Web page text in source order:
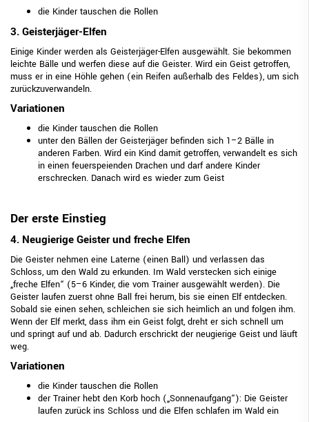
die Kinder tauschen die Rollen
3. Geisterjäger-Elfen
Einige Kinder werden als Geisterjäger-Elfen ausgewählt. Sie bekommen
leichte Bälle und werfen diese auf die Geister. Wird ein Geist getroffen,
muss er in eine Höhle gehen (ein Reifen außerhalb des Feldes), um sich
zurückzuverwandeln.
Variationen
die Kinder tauschen die Rollen
unter den Bällen der Geisterjäger befinden sich 1–2 Bälle in
anderen Farben. Wird ein Kind damit getroffen, verwandelt es sich
in einen feuerspeienden Drachen und darf andere Kinder
erschrecken. Danach wird es wieder zum Geist
Der erste Einstieg
4. Neugierige Geister und freche Elfen
Die Geister nehmen eine Laterne (einen Ball) und verlassen das
Schloss, um den Wald zu erkunden. Im Wald verstecken sich einige
„freche Elfen“ (5–6 Kinder, die vom Trainer ausgewählt werden). Die
Geister laufen zuerst ohne Ball frei herum, bis sie einen Elf entdecken.
Sobald sie einen sehen, schleichen sie sich heimlich an und folgen ihm.
Wenn der Elf merkt, dass ihm ein Geist folgt, dreht er sich schnell um
und springt auf und ab. Dadurch erschrickt der neugierige Geist und läuft
weg.
Variationen
die Kinder tauschen die Rollen
der Trainer hebt den Korb hoch („Sonnenaufgang“): Die Geister
laufen zurück ins Schloss und die Elfen schlafen im Wald ein